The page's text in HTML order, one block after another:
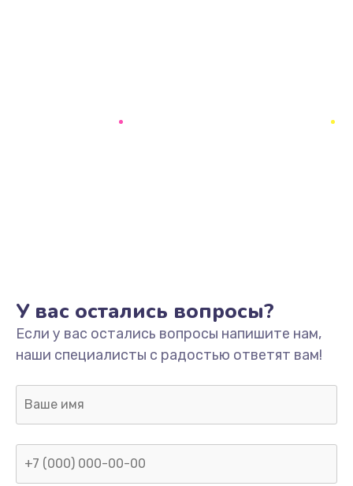
У вас остались вопросы?
Если у вас остались вопросы напишите нам,
наши специалисты с радостью ответят вам!